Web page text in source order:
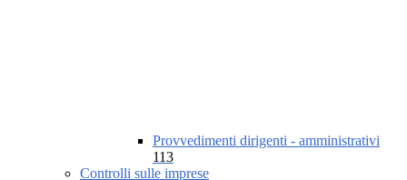
Provvedimenti dirigenti - amministrativi
113
Controlli sulle imprese